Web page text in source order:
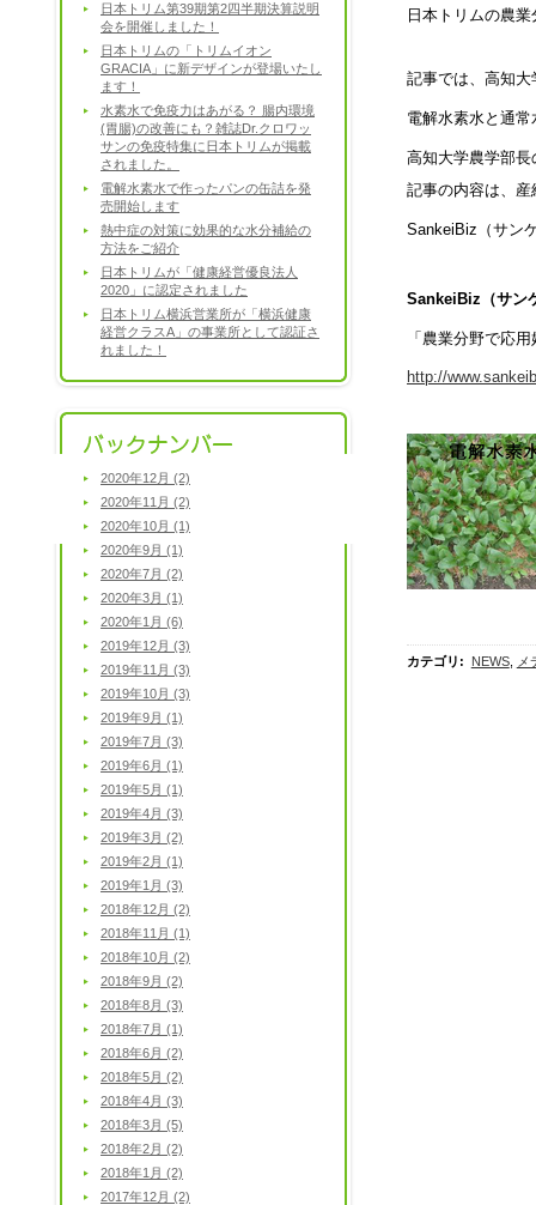
日本トリムの農
記事では、高知
電解水素水と通
高知大学農学部
記事の内容は、
SankeiBiz（サン
SankeiBiz（サン
「農業分野で応
http://
カテゴリ : NEWS, メ
日本トリム第39期第2四半期決算説明
会を開催しました！
日本トリムの「トリムイオン
GRACIA」に新デザインが登場いたし
ます！
水素水で免疫力はあがる？ 腸内環境
(胃腸)の改善にも？雑誌Dr.クロワッ
サンの免疫特集に日本トリムが掲載
されました。
電解水素水で作ったパンの缶詰を発
売開始します
熱中症の対策に効果的な水分補給の
方法をご紹介
日本トリムが「健康経営優良法人
2020」に認定されました
日本トリム横浜営業所が「横浜健康
経営クラスA」の事業所として認証さ
れました！
2020年12月 (2)
2020年11月 (2)
2020年10月 (1)
2020年9月 (1)
2020年7月 (2)
2020年3月 (1)
2020年1月 (6)
2019年12月 (3)
2019年11月 (3)
2019年10月 (3)
2019年9月 (1)
2019年7月 (3)
2019年6月 (1)
2019年5月 (1)
2019年4月 (3)
2019年3月 (2)
2019年2月 (1)
2019年1月 (3)
2018年12月 (2)
2018年11月 (1)
2018年10月 (2)
2018年9月 (2)
2018年8月 (3)
2018年7月 (1)
2018年6月 (2)
2018年5月 (2)
2018年4月 (3)
2018年3月 (5)
2018年2月 (2)
2018年1月 (2)
2017年12月 (2)